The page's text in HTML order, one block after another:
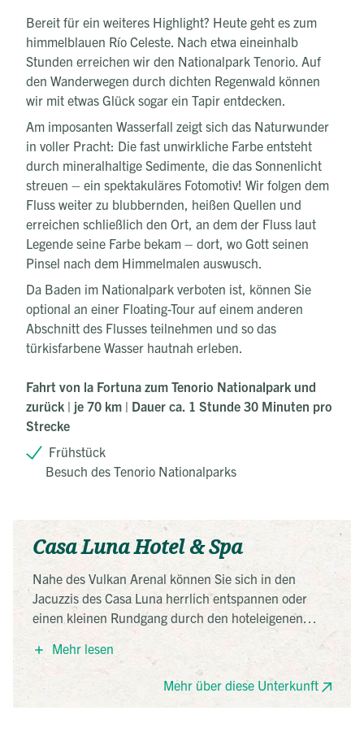
Bereit für ein weiteres Highlight? Heute geht es zum
himmelblauen Río Celeste. Nach etwa eineinhalb
Stunden erreichen wir den Nationalpark Tenorio. Auf
den Wanderwegen durch dichten Regenwald können
wir mit etwas Glück sogar ein Tapir entdecken.
Am imposanten Wasserfall zeigt sich das Naturwunder
in voller Pracht: Die fast unwirkliche Farbe entsteht
durch mineralhaltige Sedimente, die das Sonnenlicht
streuen – ein spektakuläres Fotomotiv! Wir folgen dem
Fluss weiter zu blubbernden, heißen Quellen und
erreichen schließlich den Ort, an dem der Fluss laut
Legende seine Farbe bekam – dort, wo Gott seinen
Pinsel nach dem Himmelmalen auswusch.
Da Baden im Nationalpark verboten ist, können Sie
optional an einer Floating-Tour auf einem anderen
Abschnitt des Flusses teilnehmen und so das
türkisfarbene Wasser hautnah erleben.
Fahrt von la Fortuna zum Tenorio Nationalpark und
zurück | je 70 km | Dauer ca. 1 Stunde 30 Minuten pro
Strecke
Frühstück
Besuch des Tenorio Nationalparks
Casa Luna Hotel & Spa
Nahe des Vulkan Arenal können Sie sich in den
Jacuzzis des Casa Luna herrlich entspannen oder
einen kleinen Rundgang durch den hoteleigenen
Garten unternehmen. Zudem ist das Hotel bekannt
für die gute Küche im hoteleigenen Restaurant.
Mehr lesen
Mehr über diese Unterkunft